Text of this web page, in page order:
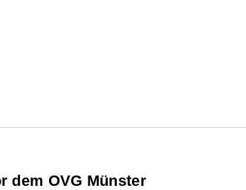
dem OVG Münster